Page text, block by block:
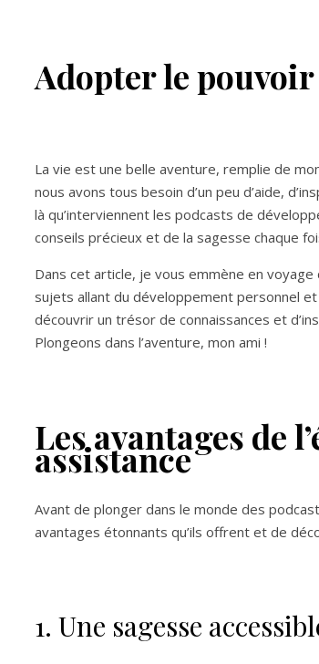
Adopter le pouvoir
La vie est une belle aventure, remplie de
nous avons tous besoin d’un peu d’aide,
là qu’interviennent les podcasts de
conseils précieux et de la sagesse chaque
Dans cet article, je vous emmène en
sujets allant du développement personnel
découvrir un trésor de connaissances et
Plongeons dans l’aventure, mon ami !
Les avantages de
assistance
Avant de plonger dans le monde des
avantages étonnants qu’ils offrent et de
1. Une sagesse